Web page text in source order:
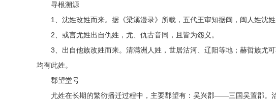
寻根溯源
1、沈姓改姓而来。据《梁溪漫录》所载，五代王审知据闽，闽人姓沈姓
2、或言尤姓出自仇姓，尤、仇古音同，且皆为怨义。
3、出自他族改姓而来。清满洲人姓，世居沽河、辽阳等地；赫哲族尤
均有此姓。
郡望堂号
尤姓在长期的繁衍播迁过程中，主要郡望有：吴兴郡——三国吴置郡。治